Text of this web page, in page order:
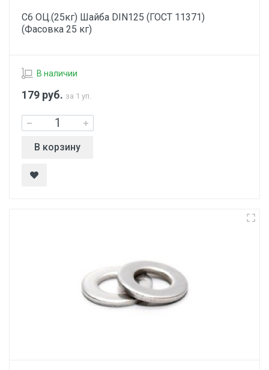
С6 ОЦ.(25кг) Шайба DIN125 (ГОСТ 11371)
(Фасовка 25 кг)
В наличии
179 руб. за 1 уп.
В корзину